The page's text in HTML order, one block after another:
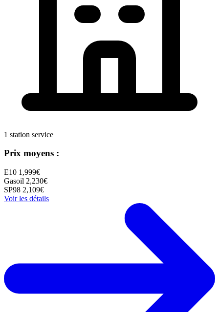
1 station service
Prix moyens :
E10 1,999€
Gasoil 2,230€
SP98 2,109€
Voir les détails